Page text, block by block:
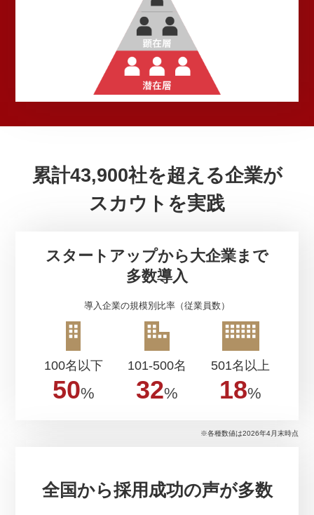
累計43,900社を超える企業が
スカウトを実践
スタートアップから大企業まで
多数導入
導入企業の規模別比率（従業員数）
100名以下
50%
101-500名
32%
501名以上
18%
※各種数値は2026年4月末時点
全国から採用成功の声が多数